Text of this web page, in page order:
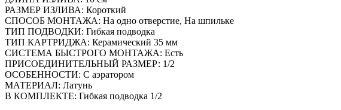
РАЗМЕР ИЗЛИВА: Короткий
СПОСОБ МОНТАЖА: На одно отверстие, На шпильке
ТИП ПОДВОДКИ: Гибкая подводка
ТИП КАРТРИДЖА: Керамический 35 мм
СИСТЕМА БЫСТРОГО МОНТАЖА: Есть
ПРИСОЕДИНИТЕЛЬНЫЙ РАЗМЕР: 1/2
ОСОБЕННОСТИ: С аэратором
МАТЕРИАЛ: Латунь
В КОМПЛЕКТЕ: Гибкая подводка 1/2